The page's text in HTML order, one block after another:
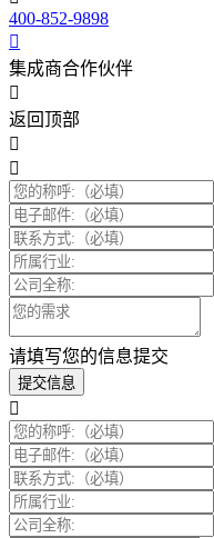
400-852-9898
集成商合作伙伴
返回顶部
请填写您的信息提交
提交信息